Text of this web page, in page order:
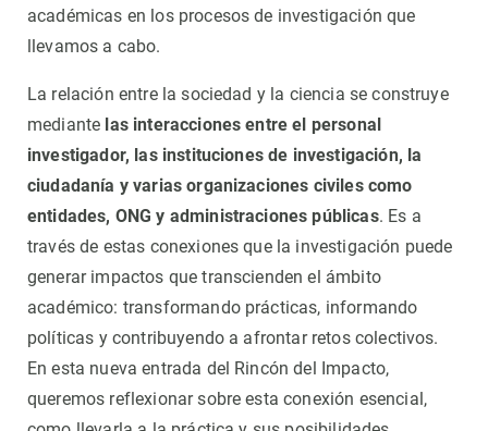
académicas en los procesos de investigación que
llevamos a cabo.
La relación entre la sociedad y la ciencia se construye
mediante las interacciones entre el personal
investigador, las instituciones de investigación, la
ciudadanía y varias organizaciones civiles como
entidades, ONG y administraciones públicas. Es a
través de estas conexiones que la investigación puede
generar impactos que transcienden el ámbito
académico: transformando prácticas, informando
políticas y contribuyendo a afrontar retos colectivos.
En esta nueva entrada del Rincón del Impacto,
queremos reflexionar sobre esta conexión esencial,